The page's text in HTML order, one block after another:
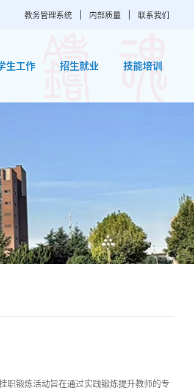
教务管理系统 内部质量 联系我们
生工作 招生就业 技能培训
职锻炼活动旨在通过实践锻炼提升教师的专